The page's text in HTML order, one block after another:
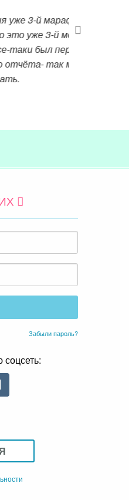
марафон и я
3-й мой
первый. Я
так мне не